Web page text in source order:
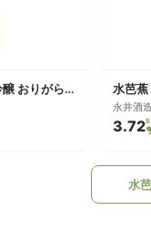
水芭蕉 夏酒 純米吟醸 おりがらみ 生貯蔵 水芭蕉
永井酒
3.72
水